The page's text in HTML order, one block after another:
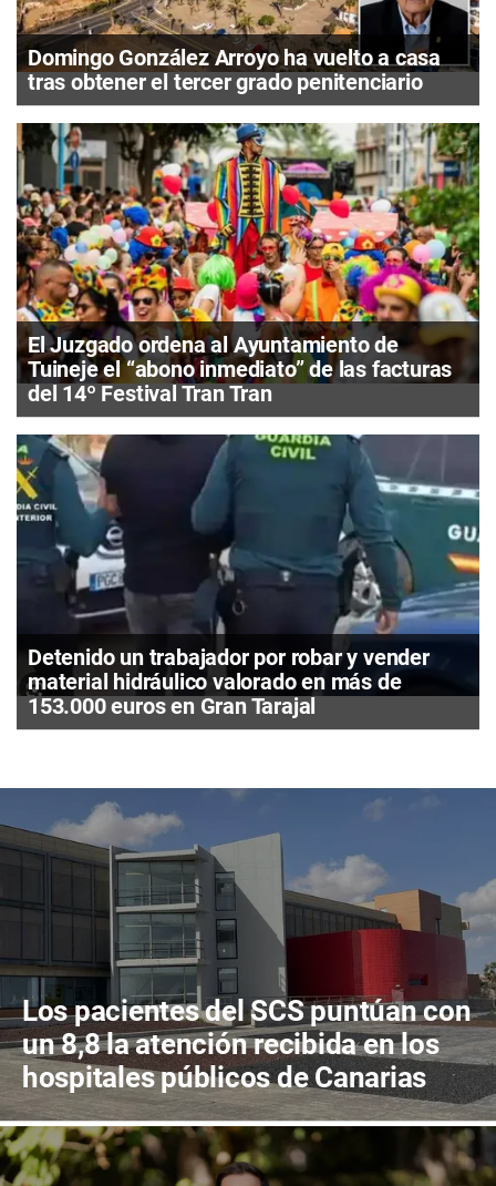
Domingo González Arroyo ha vuelto a casa
tras obtener el tercer grado penitenciario
El Juzgado ordena al Ayuntamiento de
Tuineje el “abono inmediato” de las facturas
del 14º Festival Tran Tran
Detenido un trabajador por robar y vender
material hidráulico valorado en más de
153.000 euros en Gran Tarajal
Los pacientes del SCS puntúan con
un 8,8 la atención recibida en los
hospitales públicos de Canarias